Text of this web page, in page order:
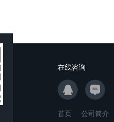
在线咨询
首页 公司简介